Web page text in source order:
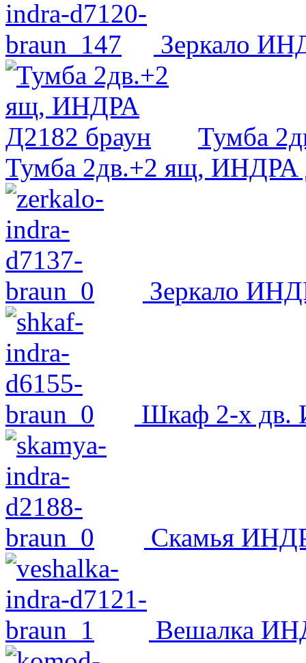
Зеркало
Тумба
Тумба 2дв.+2 ящ, ИНДРА
Зеркало
Шкаф 2-х дв.
Скамья
Вешалка